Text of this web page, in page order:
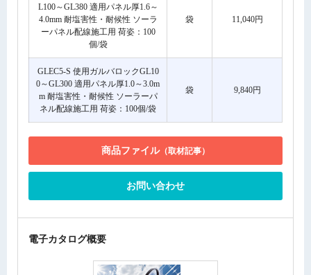
L100～GL380 適用パネル厚1.6～
4.0mm 耐塩害性・耐候性 ソーラ
ーパネル配線施工用 荷姿：100
個/袋
袋 11,040円
GLEC5-S 使用ガルバロックGL10
0～GL300 適用パネル厚1.0～3.0m
m 耐塩害性・耐候性 ソーラーパ
ネル配線施工用 荷姿：100個/袋
袋 9,840円
商品ファイル（取材記事）
お問い合わせ
電子カタログ概要